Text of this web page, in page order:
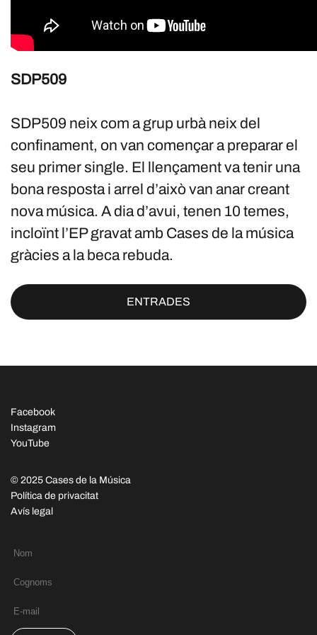
SDP509
SDP509 neix com a grup urbà neix del
confinament, on van començar a preparar el
seu primer single. El llençament va tenir una
bona resposta i arrel d’això van anar creant
nova música. A dia d’avui, tenen 10 temes,
incloïnt l’EP gravat amb Cases de la música
gràcies a la beca rebuda.
ENTRADES
Facebook
Instagram
YouTube
© 2025 Cases de la Música
Política de privacitat
Avís legal